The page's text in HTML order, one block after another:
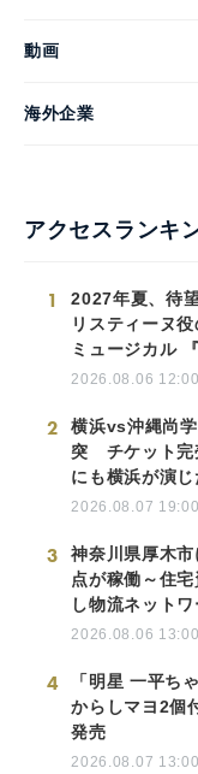
動画
海外企業
アクセスランキ
1
2027年夏、待
リスティーヌ
ミュージカル
2026.08.06 12:00
2
横浜vs沖縄尚
突 チケット完
にも横浜が演
2026.08.07 19:00
3
神奈川県厚木
点が稼働～住
し物流ネット
2026.08.06 13:00
4
「明星 一平ち
からしマヨ2個
発売
2026.08.07 13:00